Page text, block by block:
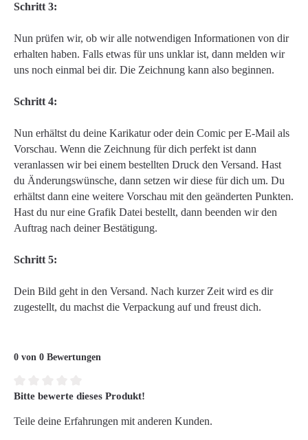
Schritt 3:
Nun prüfen wir, ob wir alle notwendigen Informationen von dir
erhalten haben. Falls etwas für uns unklar ist, dann melden wir
uns noch einmal bei dir. Die Zeichnung kann also beginnen.
Schritt 4:
Nun erhältst du deine Karikatur oder dein Comic per E-Mail als
Vorschau. Wenn die Zeichnung für dich perfekt ist dann
veranlassen wir bei einem bestellten Druck den Versand. Hast
du Änderungswünsche, dann setzen wir diese für dich um. Du
erhältst dann eine weitere Vorschau mit den geänderten Punkten.
Hast du nur eine Grafik Datei bestellt, dann beenden wir den
Auftrag nach deiner Bestätigung.
Schritt 5:
Dein Bild geht in den Versand. Nach kurzer Zeit wird es dir
zugestellt, du machst die Verpackung auf und freust dich.
0 von 0 Bewertungen
Durchschnittliche Bewertung von 0 von 5 Sternen
Bitte bewerte dieses Produkt!
Teile deine Erfahrungen mit anderen Kunden.